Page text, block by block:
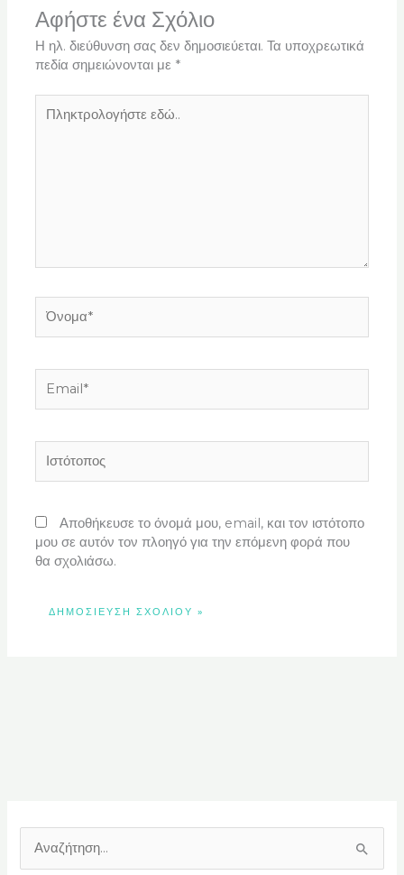
Αφήστε ένα Σχόλιο
Η ηλ. διεύθυνση σας δεν δημοσιεύεται. Τα υποχρεωτικά
πεδία σημειώνονται με *
εδώ..
Αποθήκευσε το όνομά μου, email, και τον ιστότοπο
μου σε αυτόν τον πλοηγό για την επόμενη φορά που
θα σχολιάσω.